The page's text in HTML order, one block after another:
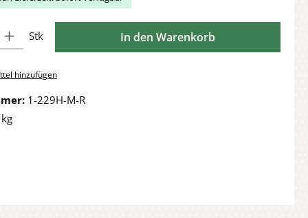
Stk In den Warenkorb
hinzufügen
1-229H-M-R